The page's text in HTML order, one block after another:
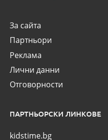
За сайта
Партньори
Реклама
Лични данни
Отговорности
ПАРТНЬОРСКИ ЛИНКОВЕ
kidstime.bg